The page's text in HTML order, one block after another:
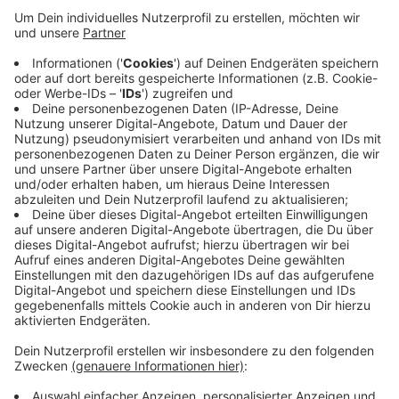
Eindeutig der Bunte Garten, dort besonders die tolle
Minigolfanlage und die vielen Wiesen zum Relaxen.
Was ich an Mönchengladbach mag
Die unterschiedlichen Facetten der Stadt. Von der
Innenstadt an der Hindenburgstraße sind die ruhigen und
ländlichen Stadtteile nicht weit. Auch das zunehmende
Kulturangebot gehört für mich zu Mönchengladbach.
Was Radio 90,1 für mich bedeutet
Radio 90.1 ist mein Heimatsender. Hier habe ich die ersten
Worte ins Mikro gesprochen und konnte seitdem nicht
mehr loslassen.